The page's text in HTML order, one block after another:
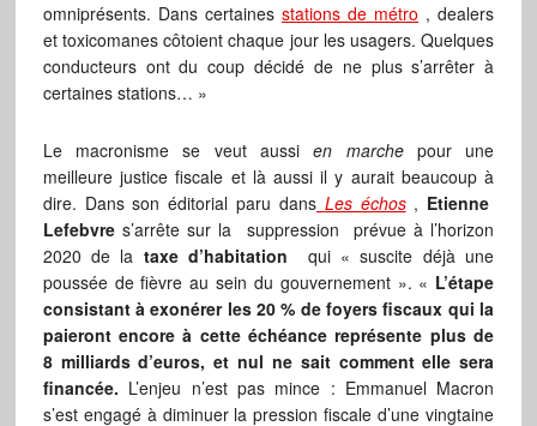
omniprésents. Dans certaines stations de métro , dealers
et toxicomanes côtoient chaque jour les usagers. Quelques
conducteurs ont du coup décidé de ne plus s’arrêter à
certaines stations… »
Le macronisme se veut aussien marchepour une
meilleure justice fiscale et là aussi il y aurait beaucoup à
dire. Dans son éditorial paru dans Les échos, Etienne
Lefebvres’arrête sur la suppression prévue à l’horizon
2020 de la taxe d’habitation
qui « suscite déjà une
poussée de fièvre au sein du gouvernement ». « L’étape
consistant à exonérer les 20 % de foyers fiscaux qui la
paieront encore à cette échéance représente plus de
8 milliards d’euros, et nul ne sait comment elle sera
financée. L’enjeu n’est pas mince : Emmanuel Macron
s’est engagé à diminuer la pression fiscale d’une vingtaine